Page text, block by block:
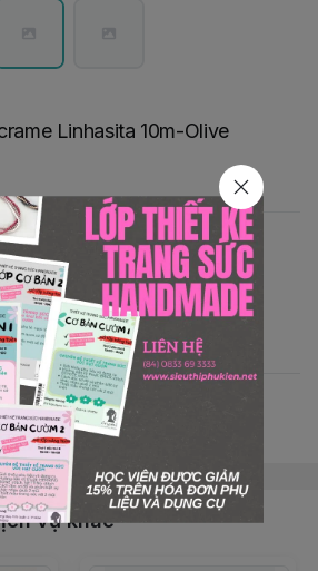
Linhasita 10m-Olive
vụ khác